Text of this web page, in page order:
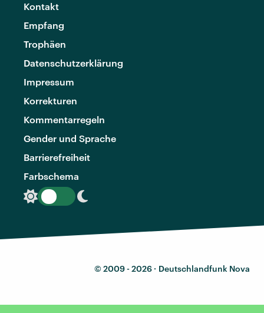
Kontakt
Empfang
Trophäen
Datenschutzerklärung
Impressum
Korrekturen
Kommentarregeln
Gender und Sprache
Barrierefreiheit
Farbschema
© 2009 - 2026 · Deutschlandfunk Nova